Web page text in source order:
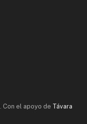
. Con el apoyo de Távara